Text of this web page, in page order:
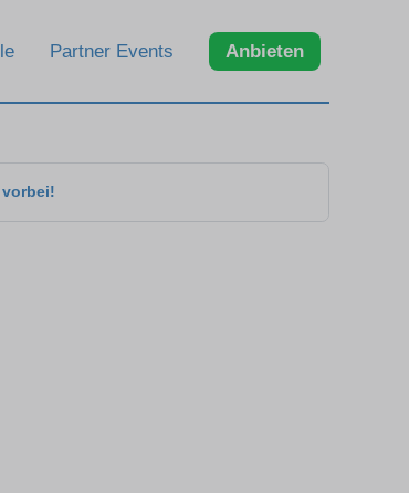
Partner Events Anbieten